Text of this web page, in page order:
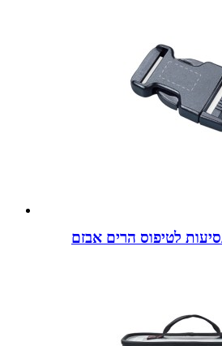
לטיפוס הרים אבזם